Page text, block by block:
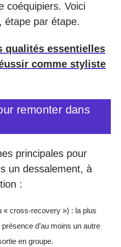
coéquipiers. Voici
étape par étape.
qualités essentielles
comme styliste
remonter dans
principales pour
un dessalement, à
:
« cross-recovery ») : la plus
d’au moins un autre
en groupe.